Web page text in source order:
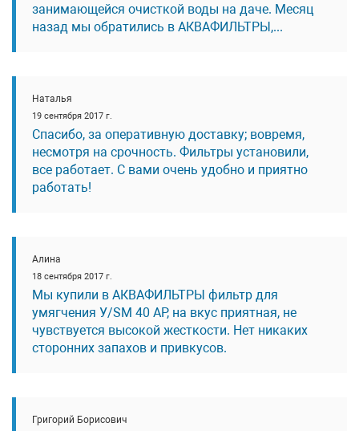
занимающейся очисткой воды на даче. Месяц
назад мы обратились в АКВАФИЛЬТРЫ,...
Наталья
19 сентября 2017 г.
Спасибо, за оперативную доставку; вовремя,
несмотря на срочность. Фильтры установили,
все работает. С вами очень удобно и приятно
работать!
Алина
18 сентября 2017 г.
Мы купили в АКВАФИЛЬТРЫ фильтр для
умягчения У/SM 40 АР, на вкус приятная, не
чувствуется высокой жесткости. Нет никаких
сторонних запахов и привкусов.
Григорий Борисович